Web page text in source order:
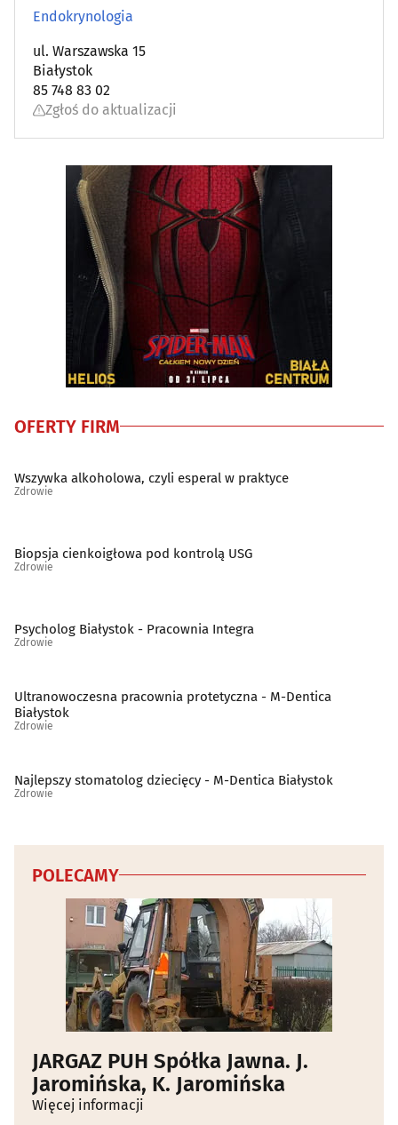
Endokrynologia
ul. Warszawska 15
Białystok
85 748 83 02
Zgłoś do aktualizacji
OFERTY FIRM
Wszywka alkoholowa, czyli esperal w praktyce
Zdrowie
Biopsja cienkoigłowa pod kontrolą USG
Zdrowie
Psycholog Białystok - Pracownia Integra
Zdrowie
Ultranowoczesna pracownia protetyczna - M-Dentica
Białystok
Zdrowie
Najlepszy stomatolog dziecięcy - M-Dentica Białystok
Zdrowie
POLECAMY
JARGAZ PUH Spółka Jawna. J.
Jaromińska, K. Jaromińska
Więcej informacji